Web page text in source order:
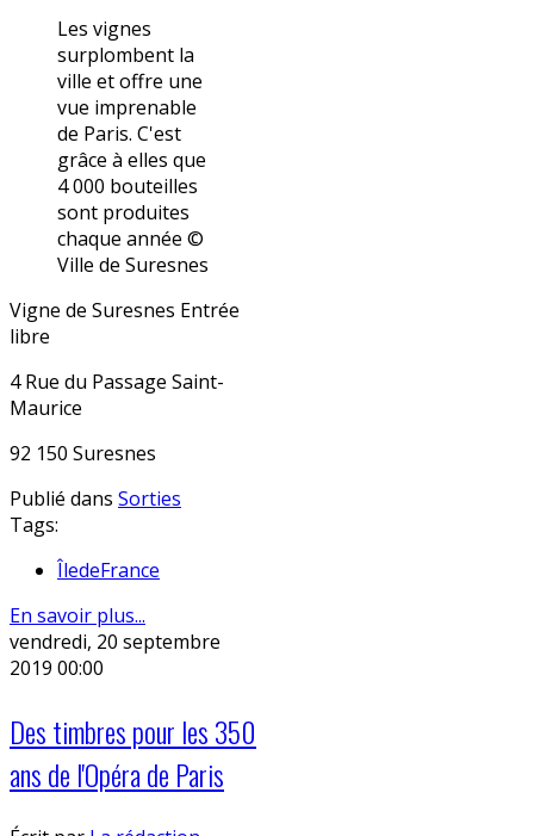
Les vignes
surplombent la
ville et offre une
vue imprenable
de Paris. C'est
grâce à elles que
4 000 bouteilles
sont produites
chaque année ©
Ville de Suresnes
Vigne de Suresnes Entrée
libre
4 Rue du Passage Saint-
Maurice
92 150 Suresnes
Publié dans Sorties
Tags:
ÎledeFrance
En savoir plus...
vendredi, 20 septembre
2019 00:00
Des timbres pour les 350
ans de l'Opéra de Paris